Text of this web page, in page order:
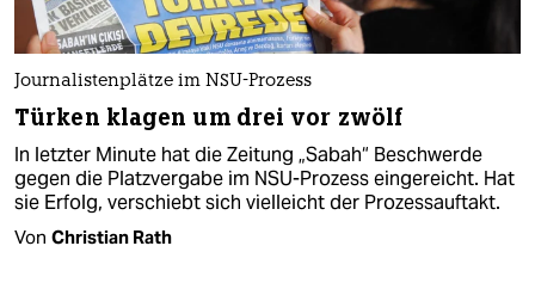
Journalistenplätze im NSU-Prozess
Türken klagen um drei vor zwölf
In letzter Minute hat die Zeitung „Sabah“ Beschwerde
gegen die Platzvergabe im NSU-Prozess eingereicht. Hat
sie Erfolg, verschiebt sich vielleicht der Prozessauftakt.
Von Christian Rath